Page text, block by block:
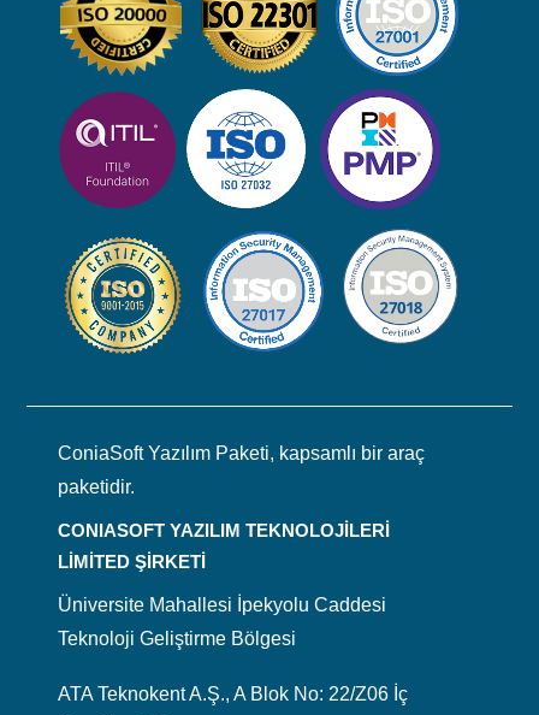
ConiaSoft Yazılım Paketi, kapsamlı bir araç
paketidir.
CONIASOFT YAZILIM TEKNOLOJİLERİ
LİMİTED ŞİRKETİ
Üniversite Mahallesi İpekyolu Caddesi
Teknoloji Geliştirme Bölgesi
ATA Teknokent A.Ş., A Blok No: 22/Z06 İç